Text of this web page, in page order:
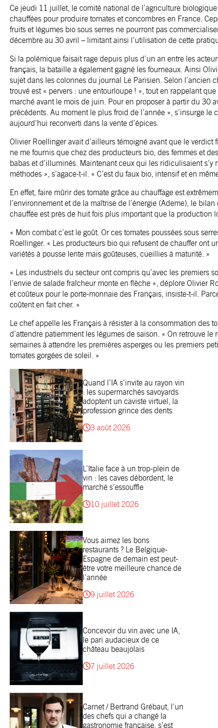
Ce jeudi 11 juillet, le comité national de l’agriculture
chauffées pour produire tomates et concombres en France.
fruits et légumes bio sous serres ne pourront pas
décembre au 30 avril – limitant ainsi l’utilisation de cette
Si la polémique faisait rage depuis plus d’un an entre les
français, la bataille a également gagné les fourneaux. Ainsi
sujet dans les colonnes du journal Le Parisien. Selon l’ancien
trouvé est « pervers : une entourloupe ! », tout en rappelant
marché avant le mois de juin. Pour en proposer à partir du 30
précédents. Au moment le plus froid de l’année », s’insurge
aujourd’hui reconverti dans la vente d’épices.
Olivier Roellinger avait d’ailleurs témoigné avant que le
ne me fournis que chez des producteurs bio, des femmes et
babas et d’illuminés. Maintenant ceux qui les ridiculisaient s’y
méthodes », s’agace-t-il. « C’est du faux bio, intensif et en
En effet, faire mûrir des tomate grâce au chauffage est
l’environnement et de la maîtrise de l’énergie (Ademe), le
chauffée est près de huit fois plus important que la production
« Mon combat c’est le goût. Or ces tomates poussées sous
Roellinger. « Les producteurs bio qui refusent de chauffer ont
variétés à pousse lente mais goûteuses, cueillies à maturité. »
« Les industriels du secteur ont compris qu’avec les premiers
l’envie de salade fraîcheur monte en flèche », déplore Olivier
et coûteux pour le porte-monnaie des Français, insiste-t-il.
coûtent en fait cher. »
Le chef appelle les Français à résister à la consommation des
d’attendre patiemment les légumes de saison. « On retrouve le
semaines à attendre les premières asperges ou les premiers
tomates gorgées de soleil. »
Quand l’IA s’invite au rayon vin
: les supermarchés savoyards
adoptent un caviste virtuel, la
profession grince des dents
3 août 2026
L’Italie face à un trop-plein de
vin : les caves débordent, le
marché s’essouffle
10 juillet 2026
Vous aimez les bons
restaurants ? Le Belgique-
Espagne de demain est peut-
être votre meilleure chance de
l’année
9 juillet 2026
Concevoir du vin avec une IA,
le pari audacieux de ce
château beaujolais
7 juillet 2026
Carnet / Bertrand Grébaut, l’un
des chefs qui a changé la
gastronomie française, s’est